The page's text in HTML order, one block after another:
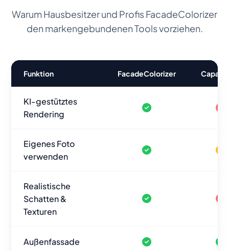
Warum Hausbesitzer und Profis FacadeColorizer
den markengebundenen Tools vorziehen.
Funktion FacadeColorizer
KI-gestütztes
Rendering
Eigenes Foto
verwenden
Realistische
Schatten &
Texturen
Außenfassade